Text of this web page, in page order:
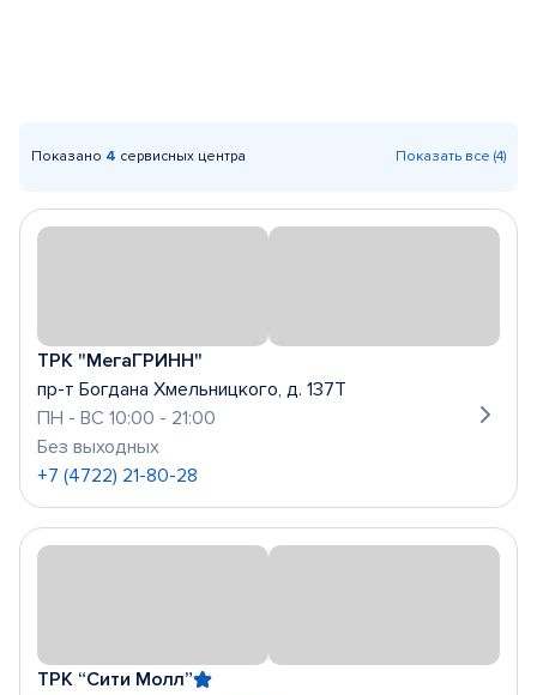
Показано 4 сервисных центра Показать все (4)
ТРК "МегаГРИНН"
пр-т Богдана Хмельницкого, д. 137Т
ПН - ВС 10:00 - 21:00
Без выходных
+7 (4722) 21-80-28
ТРК “Сити Молл”